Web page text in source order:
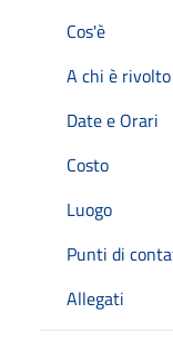
Cos'è
A chi è rivolto
Date e Orari
Costo
Luogo
Punti di
Allegati